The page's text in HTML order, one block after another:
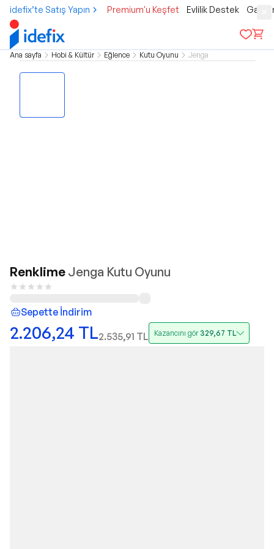
idefix’te Satış Yapın Premium'u Keşfet Evlilik Destek
Ana sayfa Hobi & Kültür Eğlence Kutu Oyunu Jenga
Renklime Jenga Kutu Oyunu
Sepette İndirim
2.206,24 TL2.535,91 TL Kazancını gör329,67 TL